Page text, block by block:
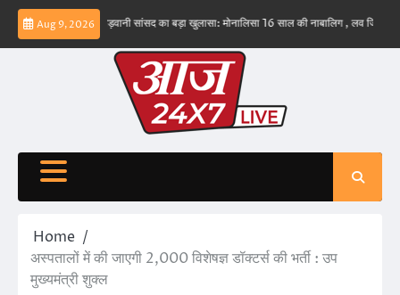
Skip
content
Aug 9, 2026
– ईरान बड़वानी सांसद का बड़ा खुलासा: मोनालिसा 16 साल की नाबालिग , लव जिहाद के षडयंत्र
Home
अस्पतालों में की जाएगी 2,000 विशेषज्ञ डॉक्टर्स की भर्ती : उप
मुख्यमंत्री शुक्ल